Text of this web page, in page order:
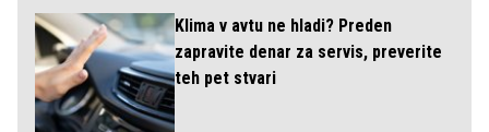
Klima v avtu ne hladi? Preden
zapravite denar za servis, preverite
teh pet stvari